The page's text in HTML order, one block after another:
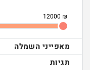
₪
מאפייני השמלה
תגיות